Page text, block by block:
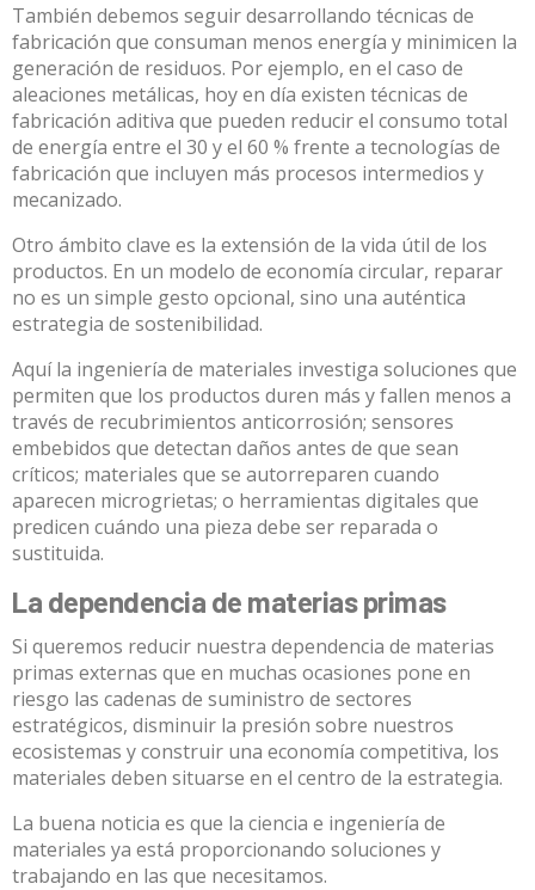
También debemos seguir desarrollando técnicas de
fabricación que consuman menos energía y minimicen la
generación de residuos. Por ejemplo, en el caso de
aleaciones metálicas, hoy en día existen técnicas de
fabricación aditiva que pueden reducir el consumo total
de energía entre el 30 y el 60 % frente a tecnologías de
fabricación que incluyen más procesos intermedios y
mecanizado.
Otro ámbito clave es la extensión de la vida útil de los
productos. En un modelo de economía circular, reparar
no es un simple gesto opcional, sino una auténtica
estrategia de sostenibilidad.
Aquí la ingeniería de materiales investiga soluciones que
permiten que los productos duren más y fallen menos a
través de recubrimientos anticorrosión; sensores
embebidos que detectan daños antes de que sean
críticos; materiales que se autorreparen cuando
aparecen microgrietas; o herramientas digitales que
predicen cuándo una pieza debe ser reparada o
sustituida.
La dependencia de materias primas
Si queremos reducir nuestra dependencia de materias
primas externas que en muchas ocasiones pone en
riesgo las cadenas de suministro de sectores
estratégicos, disminuir la presión sobre nuestros
ecosistemas y construir una economía competitiva, los
materiales deben situarse en el centro de la estrategia.
La buena noticia es que la ciencia e ingeniería de
materiales ya está proporcionando soluciones y
trabajando en las que necesitamos.